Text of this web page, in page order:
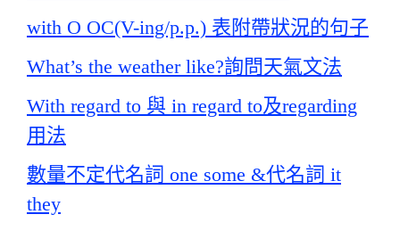
with O OC(V-ing/p.p.) 表附帶狀況的句子
What’s the weather like?詢問天氣文法
With regard to 與 in regard to及regarding
用法
數量不定代名詞 one some &代名詞 it
they